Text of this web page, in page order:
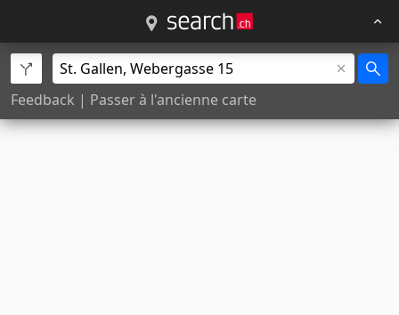
Feedback | Passer à l'ancienne carte